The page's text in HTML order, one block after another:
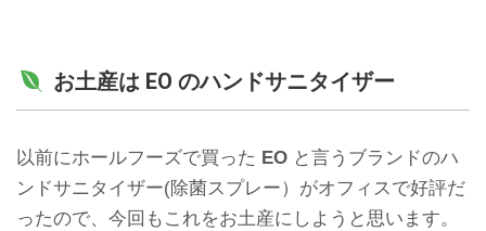
お土産は EO のハンドサニタイザー
以前にホールフーズで買った EO と言うブランドのハ
ンドサニタイザー(除菌スプレー）がオフィスで好評だ
ったので、今回もこれをお土産にしようと思います。